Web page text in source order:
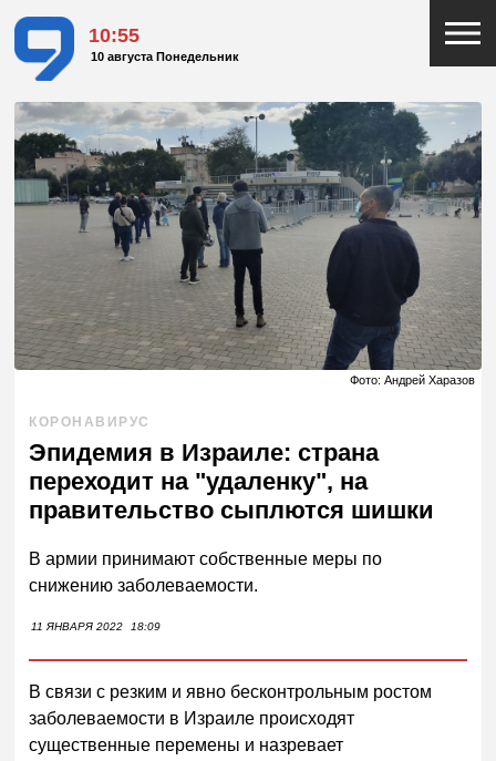
10:55
10 августа Понедельник
Фото: Андрей Харазов
КОРОНАВИРУС
Эпидемия в Израиле: страна
переходит на "удаленку", на
правительство сыплются шишки
В армии принимают собственные меры по
снижению заболеваемости.
11 ЯНВАРЯ 2022 18:09
В связи с резким и явно бесконтрольным ростом
заболеваемости в Израиле происходят
существенные перемены и назревает